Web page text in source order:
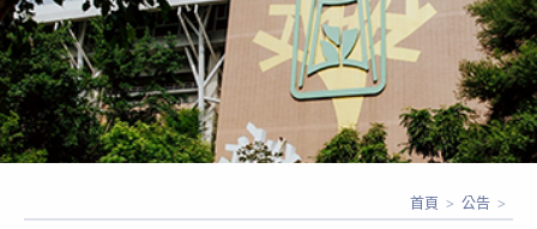
KAOHSIUNG NORMAL UNIVERSITY
首頁 > 公告 >